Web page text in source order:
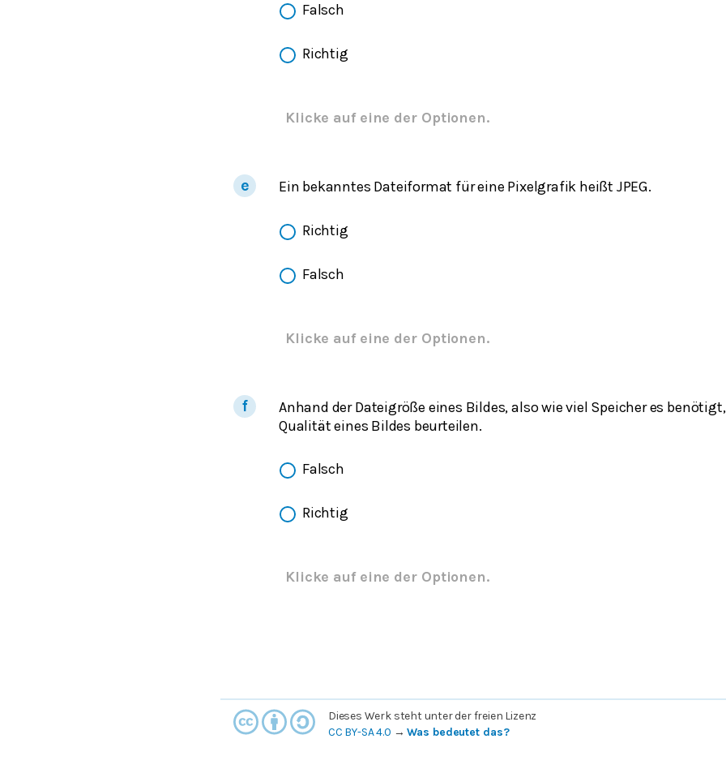
Falsch
Richtig
Klicke auf eine der Optionen.
Ein bekanntes Dateiformat für eine Pixelgrafik heißt JPEG.
Richtig
Falsch
Klicke auf eine der Optionen.
Anhand der Dateigröße eines Bildes, also wie viel Speicher es
Qualität eines Bildes beurteilen.
Falsch
Richtig
Klicke auf eine der Optionen.
Dieses Werk steht unter der freien Lizenz
CC BY-SA 4.0 →Was bedeutet das?